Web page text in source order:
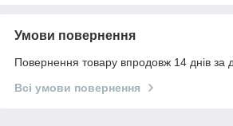
Умови повернення
Повернення товару впродовж 14 днів за
Всі умови повернення